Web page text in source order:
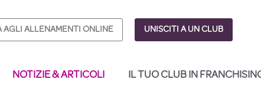
AGLI ALLENAMENTI ONLINE UNISCITI A UN CLUB
NOTIZIE & ARTICOLI IL TUO CLUB IN